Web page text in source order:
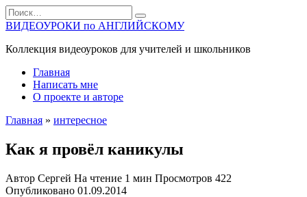
Перейти
к
содержанию
Search
for:
ВИДЕОУРОКИ по АНГЛИЙСКОМУ
Коллекция видеоуроков для учителей и школьников
Главная
Написать мне
О проекте и авторе
Главная » интересное
Как я провёл каникулы
Автор Сергей На чтение 1 мин Просмотров 422
Опубликовано 01.09.2014